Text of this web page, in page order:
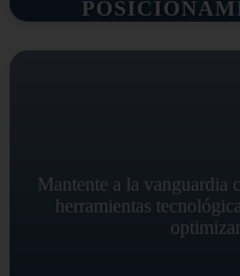
Mantente a la vanguardia
herramientas